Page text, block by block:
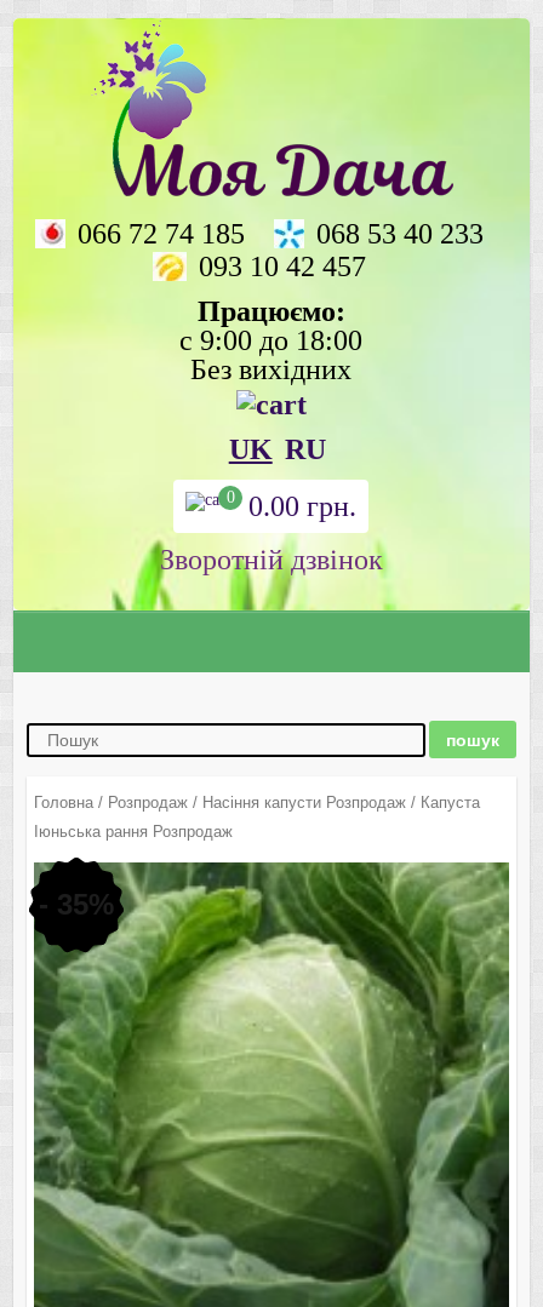
066 72 74 185
068 53 40 233
093 10 42 457
Працюємо:
с 9:00 до 18:00
Без вихідних
UK RU
0 0.00грн.
Зворотній дзвінок
Головна/ Розпродаж/ Насіння капусти Розпродаж/ Капуста
Іюньська рання Розпродаж
- 35%